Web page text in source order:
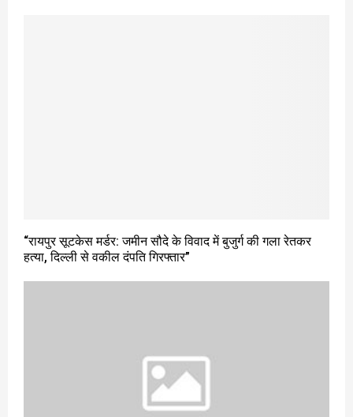
“रायपुर सूटकेस मर्डर: जमीन सौदे के विवाद में बुजुर्ग की गला रेतकर
हत्या, दिल्ली से वकील दंपति गिरफ्तार”